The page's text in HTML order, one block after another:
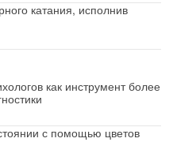
катания, исполнив
как инструмент более
с помощью цветов